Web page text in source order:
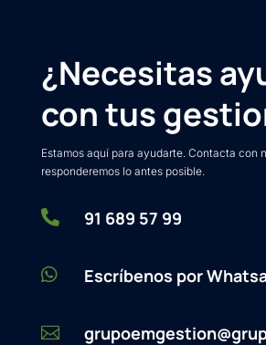
¿Necesitas
con tus
Estamos aquí para ayudarte. Contacta con
responderemos lo antes posible.
 91 689 57 99
 Escríbenos por
